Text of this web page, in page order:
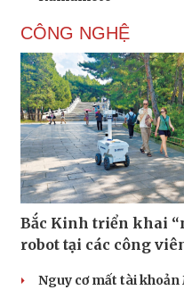
CÔNG NGHỆ
Bắc Kinh triển khai
robot tại các công
Nguy cơ mất tài